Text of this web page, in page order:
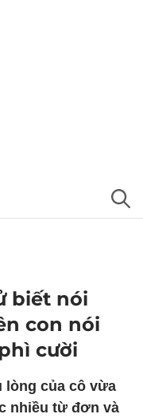
biết nói
con nói
cười
lòng của cô vừa
nhiều từ đơn và